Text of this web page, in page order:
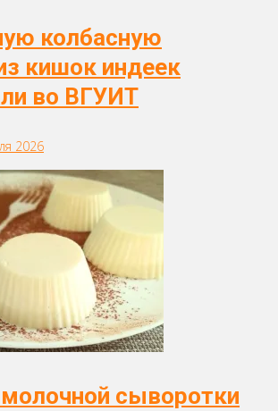
колбасную
кишок индеек
во ВГУИТ
2026
сыворотки